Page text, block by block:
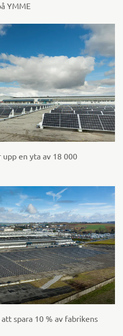
YMME
upp en yta av 18 000
spara 10 % av fabrikens